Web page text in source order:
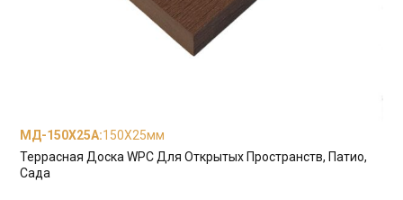
МД-150Х25А:150X25мм
Террасная Доска WPC Для Открытых Пространств, Патио,
Сада